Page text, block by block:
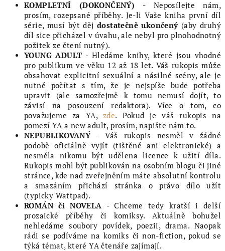
KOMPLETNÍ (DOKONČENÝ) - Neposílejte nám,
prosím, rozepsané příběhy. Je-li Vaše kniha první díl
série, musí být děj dostatečně ukončený(aby druhý
díl sice přicházel v úvahu, ale nebyl pro plnohodnotný
požitek ze čtení nutný).
YOUNG ADULT - Hledáme knihy, které jsou vhodné
pro publikum ve věku 12 až 18 let. Váš rukopis může
obsahovat explicitní sexuální a násilné scény, ale je
nutné počítat s tím, že je nejspíše bude potřeba
upravit (ale samozřejmě k tomu nemusí dojít, to
závisí na posouzení redaktora). Více o tom, co
považujeme za YA, zde. Pokud je váš rukopis na
pomezí YA a new adult, prosím, napište nám to.
NEPUBLIKOVANÝ- Váš rukopis nesměl v žádné
podobě oficiálně vyjít (tištěné ani elektronické) a
nesměla nikomu být udělena licence k užití díla.
Rukopis mohl být publikován na osobním blogu či jiné
stránce, kde nad zveřejněním máte absolutní kontrolu
a smazáním přichází stránka o právo dílo užít
(typicky Wattpad).
ROMÁN či NOVELA - Chceme tedy kratší i delší
prozaické příběhy či komiksy. Aktuálně bohužel
nehledáme soubory povídek, poezii, drama. Naopak
rádi se podíváme na komiks či non-fiction, pokud se
týká témat, které YA čtenáře zajímají.